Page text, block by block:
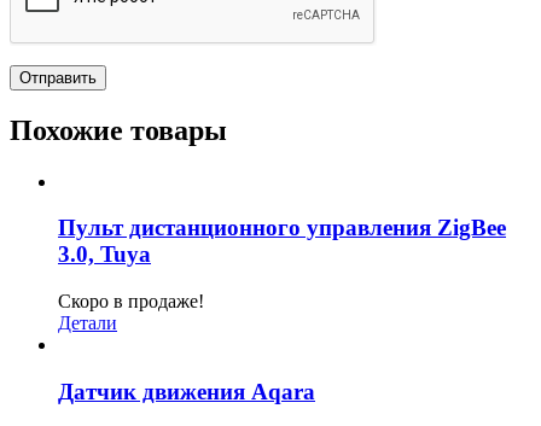
Похожие товары
Пульт дистанционного управления ZigBee
3.0, Tuya
Скоро в продаже!
Детали
Датчик движения Aqara